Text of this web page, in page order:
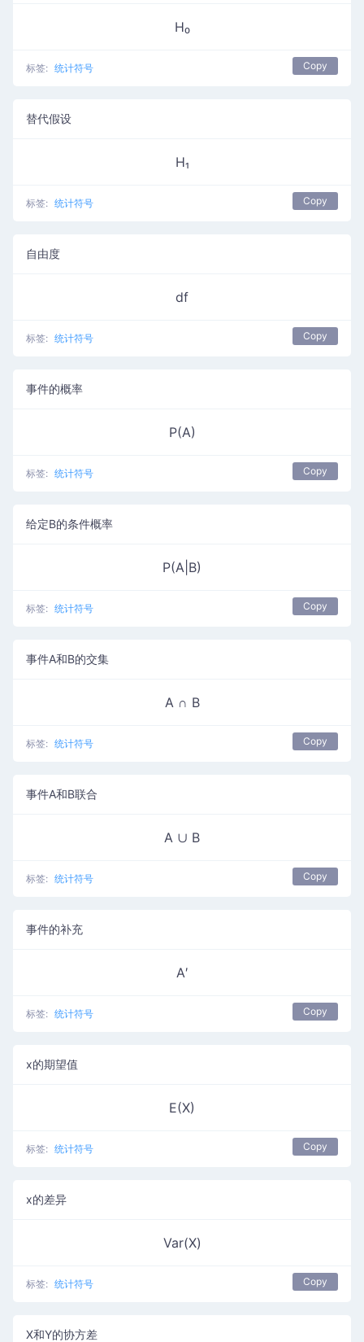
H₀
标签: 统计符号 Copy
替代假设
H₁
标签: 统计符号 Copy
自由度
df
标签: 统计符号 Copy
事件的概率
P(A)
标签: 统计符号 Copy
给定B的条件概率
P(A|B)
标签: 统计符号 Copy
事件A和B的交集
A ∩ B
标签: 统计符号 Copy
事件A和B联合
A ∪ B
标签: 统计符号 Copy
事件的补充
A′
标签: 统计符号 Copy
x的期望值
E(X)
标签: 统计符号 Copy
x的差异
Var(X)
标签: 统计符号 Copy
X和Y的协方差